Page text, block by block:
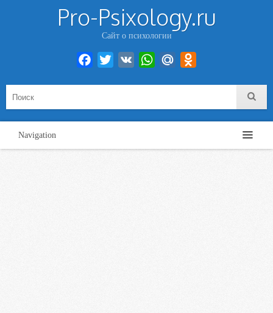
Pro-Psixology.ru
Сайт о психологии
Facebook
Twitter VK WhatsAppMail.Ru
Navigation